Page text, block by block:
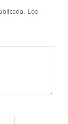
Los